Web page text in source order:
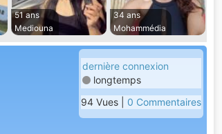
51 ans
Mediouna
34 ans
Mohammédia
dernière connexion
longtemps
94 Vues | 0 Commentaires